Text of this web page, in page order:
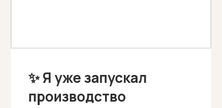
✨ Я уже запускал
производство